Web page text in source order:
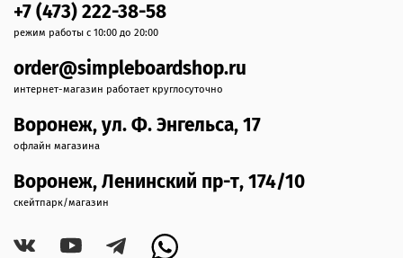
+7 (473) 222-38-58
режим работы с 10:00 до 20:00
order@simpleboardshop.ru
интернет-магазин работает круглосуточно
Воронеж, ул. Ф. Энгельса, 17
офлайн магазина
Воронеж, Ленинский пр-т, 174/10
скейтпарк/магазин